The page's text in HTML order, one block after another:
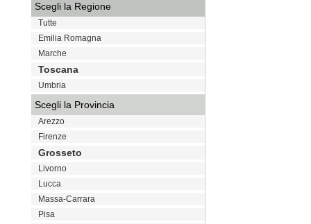
Scegli la Regione
Tutte
Emilia Romagna
Marche
Toscana
Umbria
Scegli la Provincia
Arezzo
Firenze
Grosseto
Livorno
Lucca
Massa-Carrara
Pisa